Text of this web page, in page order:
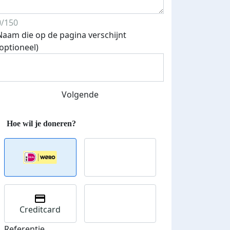
150
die op de pagina verschijnt
Volgende
Creditcard